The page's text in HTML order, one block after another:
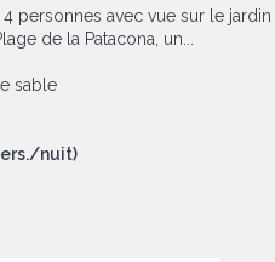
personnes avec vue sur le jardin
de la Patacona, un...
sable
nuit)